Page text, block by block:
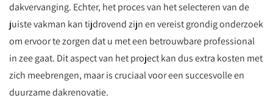
dakvervanging. Echter, het proces van het selecteren van de
juiste vakman kan tijdrovend zijn en vereist grondig onderzoek
om ervoor te zorgen dat u met een betrouwbare professional
in zee gaat. Dit aspect van het project kan dus extra kosten met
zich meebrengen, maar is cruciaal voor een succesvolle en
duurzame dakrenovatie.